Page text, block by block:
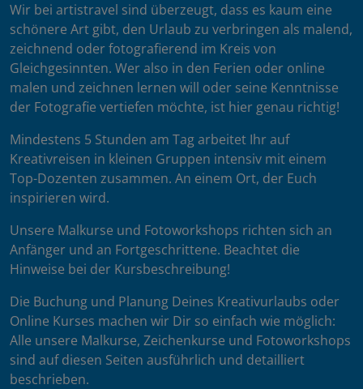
Wir bei artistravel sind überzeugt, dass es kaum eine
schönere Art gibt, den Urlaub zu verbringen als malend,
zeichnend oder fotografierend im Kreis von
Gleichgesinnten. Wer also in den Ferien oder online
malen und zeichnen lernen will oder seine Kenntnisse
der Fotografie vertiefen möchte, ist hier genau richtig!
Mindestens 5 Stunden am Tag arbeitet Ihr auf
Kreativreisen in kleinen Gruppen intensiv mit einem
Top-Dozenten zusammen. An einem Ort, der Euch
inspirieren wird.
Unsere Malkurse und Fotoworkshops richten sich an
Anfänger und an Fortgeschrittene. Beachtet die
Hinweise bei der Kursbeschreibung!
Die Buchung und Planung Deines Kreativurlaubs oder
Online Kurses machen wir Dir so einfach wie möglich:
Alle unsere Malkurse, Zeichenkurse und Fotoworkshops
sind auf diesen Seiten ausführlich und detailliert
beschrieben.